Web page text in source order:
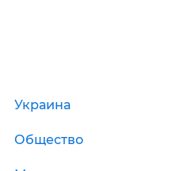
Украина
Общество